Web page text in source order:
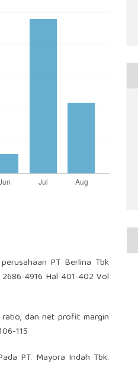
PT Berlina Tbk
4916 Hal 401-402 Vol
dan net profit margin
115
PT. Mayora Indah Tbk.